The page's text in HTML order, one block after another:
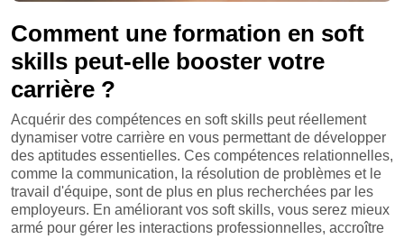
Comment une formation en soft
skills peut-elle booster votre
carrière ?
Acquérir des compétences en soft skills peut réellement
dynamiser votre carrière en vous permettant de développer
des aptitudes essentielles. Ces compétences relationnelles,
comme la communication, la résolution de problèmes et le
travail d'équipe, sont de plus en plus recherchées par les
employeurs. En améliorant vos soft skills, vous serez mieux
armé pour gérer les interactions professionnelles, accroître